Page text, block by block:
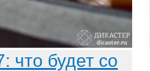
что будет со